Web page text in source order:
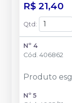
R$ 21,40
Qtd :
Nº 4
Cód. 406862
Produto
Nº 5